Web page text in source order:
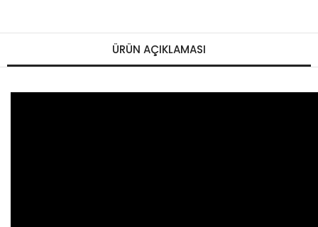
ÜRÜN AÇIKLAMASI